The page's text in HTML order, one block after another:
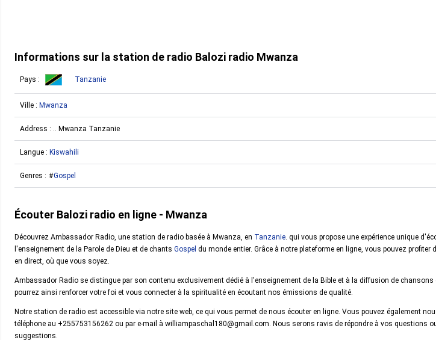
Informations sur la station de radio Balozi radio Mwanza
Pays : Tanzanie
Ville : Mwanza
Address : .. Mwanza Tanzanie
Langue : Kiswahili
Genres : Gospel
Écouter Balozi radio en ligne - Mwanza
Découvrez Ambassador Radio, une station de radio basée à Mwanza, en Tanzanie. qui vous propose une expérience unique
l'enseignement de la Parole de Dieu et de chants Gospel du monde entier. Grâce à notre plateforme en ligne, vous pouvez profiter
en direct, où que vous soyez.
Ambassador Radio se distingue par son contenu exclusivement dédié à l'enseignement de la Bible et à la diffusion de chansons
pourrez ainsi renforcer votre foi et vous connecter à la spiritualité en écoutant nos émissions de qualité.
Notre station de radio est accessible via notre site web, ce qui vous permet de nous écouter en ligne. Vous pouvez également
téléphone au +255753156262 ou par e-mail à williampaschal180@gmail.com. Nous serons ravis de répondre à vos questions
suggestions.